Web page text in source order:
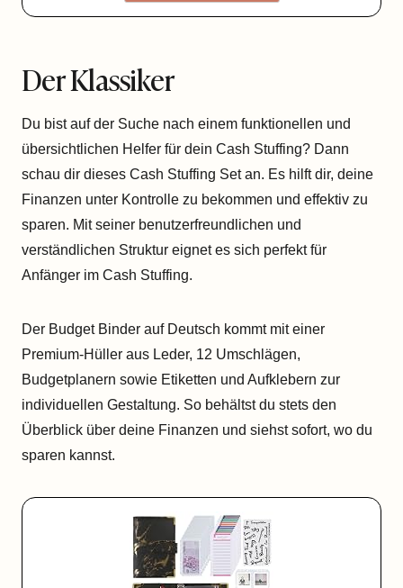
Der Klassiker
Du bist auf der Suche nach einem funktionellen und
übersichtlichen Helfer für dein Cash Stuffing? Dann
schau dir dieses Cash Stuffing Set an. Es hilft dir, deine
Finanzen unter Kontrolle zu bekommen und effektiv zu
sparen. Mit seiner benutzerfreundlichen und
verständlichen Struktur eignet es sich perfekt für
Anfänger im Cash Stuffing.
Der Budget Binder auf Deutsch kommt mit einer
Premium-Hüller aus Leder, 12 Umschlägen,
Budgetplanern sowie Etiketten und Aufklebern zur
individuellen Gestaltung. So behältst du stets den
Überblick über deine Finanzen und siehst sofort, wo du
sparen kannst.